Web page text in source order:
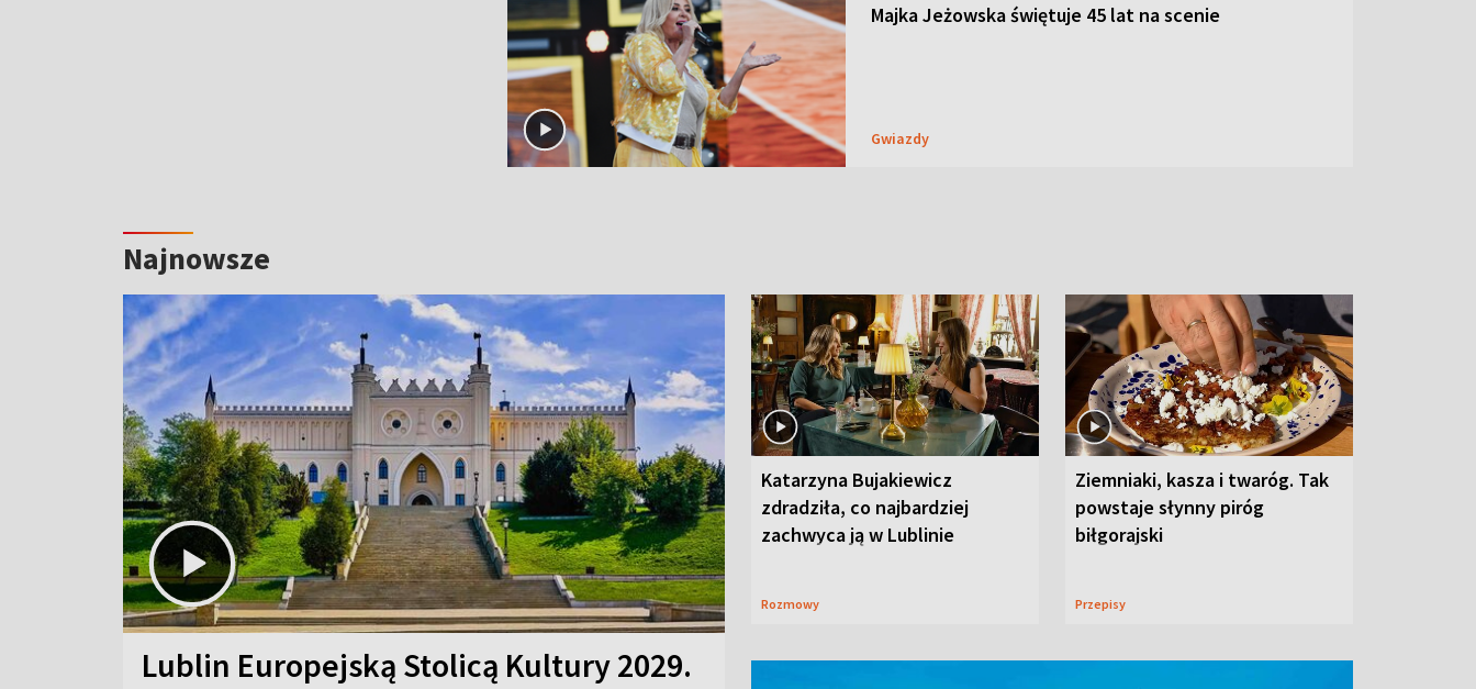
Majka Jeżowska świętuje 45 lat na scenie
Gwiazdy
Najnowsze
Lublin Europejską Stolicą Kultury 2029.
Katarzyna Bujakiewicz
zdradziła, co najbardziej
zachwyca ją w Lublinie
Rozmowy
Ziemniaki, kasza i twaróg. Tak
powstaje słynny piróg
biłgorajski
Przepisy